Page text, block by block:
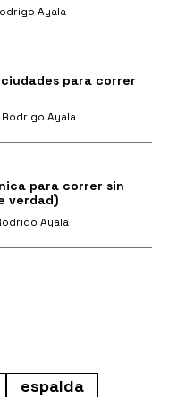
Ayala
ciudades para correr
Rodrigo Ayala
para correr sin
verdad)
Ayala
espalda